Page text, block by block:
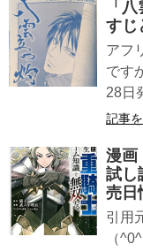
「
すじ
アフ
です
28日
記事
漫画
試し
売日
引用
（